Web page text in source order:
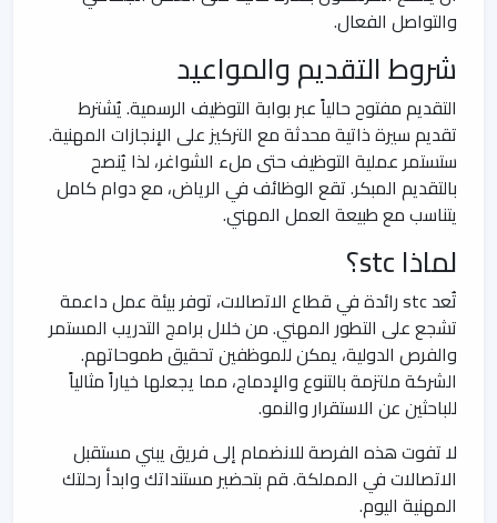
والتواصل الفعال.
شروط التقديم والمواعيد
التقديم مفتوح حالياً عبر بوابة التوظيف الرسمية. يُشترط
تقديم سيرة ذاتية محدثة مع التركيز على الإنجازات المهنية.
ستستمر عملية التوظيف حتى ملء الشواغر، لذا يُنصح
بالتقديم المبكر. تقع الوظائف في الرياض، مع دوام كامل
يتناسب مع طبيعة العمل المهني.
لماذا stc؟
تُعد stc رائدة في قطاع الاتصالات، توفر بيئة عمل داعمة
تشجع على التطور المهني. من خلال برامج التدريب المستمر
والفرص الدولية، يمكن للموظفين تحقيق طموحاتهم.
الشركة ملتزمة بالتنوع والإدماج، مما يجعلها خياراً مثالياً
للباحثين عن الاستقرار والنمو.
لا تفوت هذه الفرصة للانضمام إلى فريق يبني مستقبل
الاتصالات في المملكة. قم بتحضير مستنداتك وابدأ رحلتك
المهنية اليوم.